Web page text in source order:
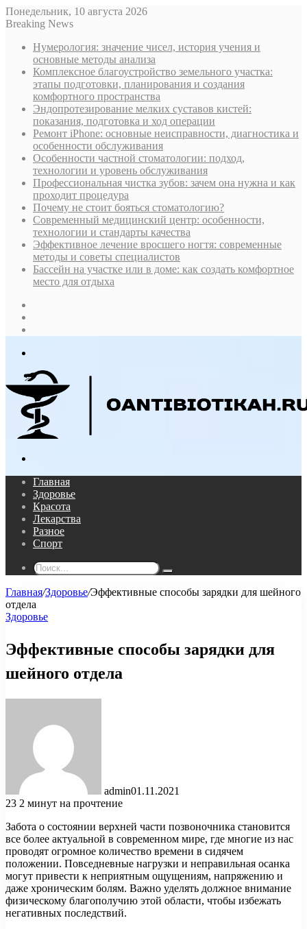
Понедельник, 10 августа 2026
Breaking News
Нумерология: значение чисел, история учения и
основные методы анализа
Комплексное благоустройство земельного участка:
этапы подготовки, планирования и создания
комфортного пространства
Эндопротезирование мелких суставов кистей:
показания, подготовка и ход операции
Ремонт iPhone: основные неисправности, диагностика и
особенности обслуживания
Особенности частной стоматологии: подход,
технологии и уровень обслуживания
Профессиональная чистка зубов: зачем она нужна и как
проходит процедура
Почему не стоит бояться стоматологию?
Современный медицинский центр: особенности,
технологии и стандарты качества
Эффективное лечение вросшего ногтя: современные
методы и советы специалистов
Бассейн на участке или в доме: как создать комфортное
место для отдыха
Главная
Здоровье
Красота
Лекарства
Разное
Спорт
Поиск...
Главная/Здоровье/Эффективные способы зарядки для шейного
отдела
Здоровье
Эффективные способы зарядки для
шейного отдела
admin01.11.2021
23 2 минут на прочтение
Забота о состоянии верхней части позвоночника становится
все более актуальной в современном мире, где многие из нас
проводят огромное количество времени в сидячем
положении. Повседневные нагрузки и неправильная осанка
могут привести к неприятным ощущениям, напряжению и
даже хроническим болям. Важно уделять должное внимание
физическому благополучию этой области, чтобы избежать
негативных последствий.